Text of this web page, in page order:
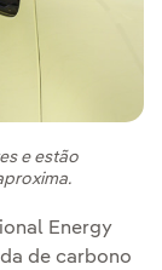
e estão
Energy
de carbono